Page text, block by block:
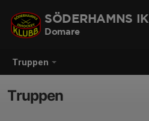
Truppen
SÖDERHAMNS IK
Domare
Truppen